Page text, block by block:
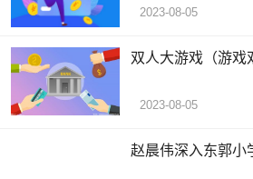
INFINITE，
2023-08-05
双人大游戏（游戏
2023-08-05
赵晨伟深入东郭小